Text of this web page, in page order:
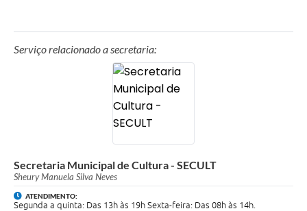
Serviço relacionado a secretaria:
Secretaria Municipal de Cultura - SECULT
Sheury Manuela Silva Neves
ATENDIMENTO:
Segunda a quinta: Das 13h às 19h Sexta-feira: Das 08h às 14h.